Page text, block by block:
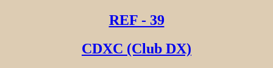
REF - 39
CDXC (Club DX)